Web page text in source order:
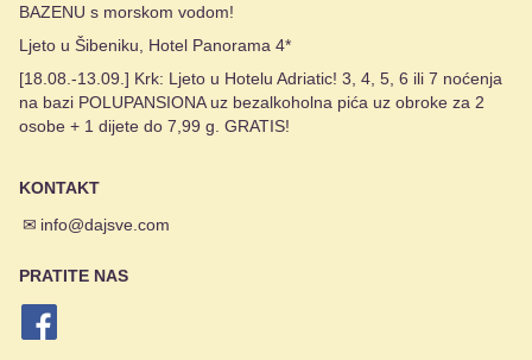
BAZENU s morskom vodom!
Ljeto u Šibeniku, Hotel Panorama 4*
[18.08.-13.09.] Krk: Ljeto u Hotelu Adriatic! 3, 4, 5, 6 ili 7 noćenja
na bazi POLUPANSIONA uz bezalkoholna pića uz obroke za 2
osobe + 1 dijete do 7,99 g. GRATIS!
KONTAKT
✉ info@dajsve.com
PRATITE NAS